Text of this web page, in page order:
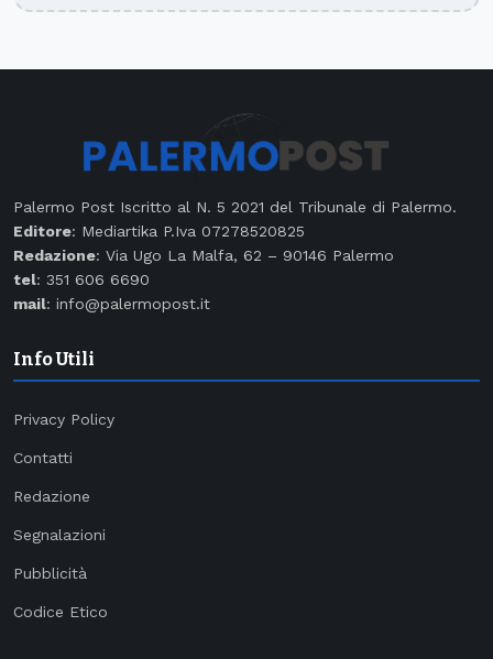
Palermo Post Iscritto al N. 5 2021 del Tribunale di Palermo.
Editore: Mediartika P.Iva 07278520825
Redazione: Via Ugo La Malfa, 62 – 90146 Palermo
tel: 351 606 6690
mail: info@palermopost.it
Info Utili
Privacy Policy
Contatti
Redazione
Segnalazioni
Pubblicità
Codice Etico